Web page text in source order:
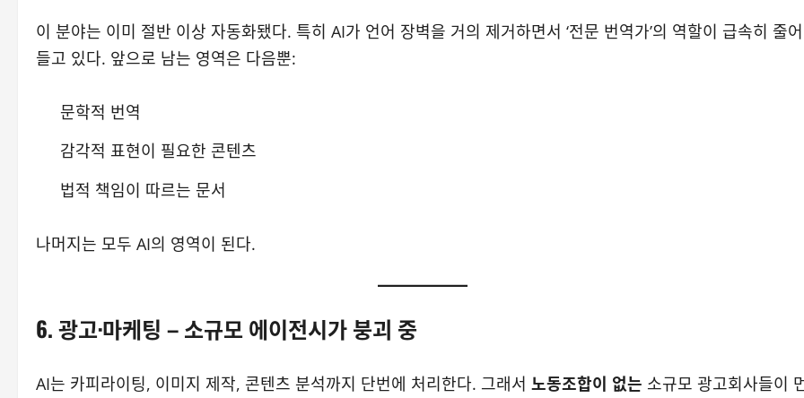
이 분야는 이미 절반 이상 자동화됐다. 특히 AI가 언어 장벽을 거의 제거하면서 ‘전문 번역가’의 역할이 급속히 줄어
들고 있다. 앞으로 남는 영역은 다음뿐:
문학적 번역
감각적 표현이 필요한 콘텐츠
법적 책임이 따르는 문서
나머지는 모두 AI의 영역이 된다.
6. 광고·마케팅 – 소규모 에이전시가 붕괴 중
AI는 카피라이팅, 이미지 제작, 콘텐츠 분석까지 단번에 처리한다. 그래서 노동조합이 없는 소규모 광고회사들이